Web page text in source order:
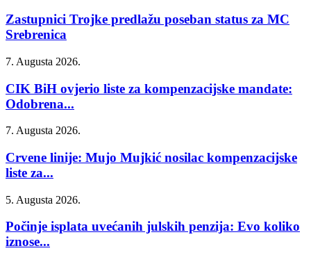
Zastupnici Trojke predlažu poseban status za MC
Srebrenica
7. Augusta 2026.
CIK BiH ovjerio liste za kompenzacijske mandate:
Odobrena...
7. Augusta 2026.
Crvene linije: Mujo Mujkić nosilac kompenzacijske
liste za...
5. Augusta 2026.
Počinje isplata uvećanih julskih penzija: Evo koliko
iznose...